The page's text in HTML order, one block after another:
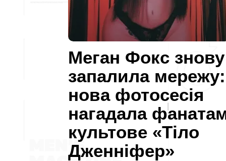
Меган Фокс знову
запалила мережу:
нова фотосесія
нагадала
культове «Тіло
Дженніфер»